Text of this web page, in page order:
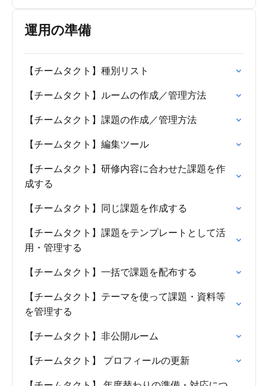
運用の準備
【チームタクト】種別リスト
【チームタクト】ルームの作成／管理方法
【チームタクト】課題の作成／管理方法
【チームタクト】編集ツール
【チームタクト】研修内容に合わせた課題を作
成する
【チームタクト】同じ課題を作成する
【チームタクト】課題をテンプレートとして活
用・管理する
【チームタクト】一括で課題を配布する
【チームタクト】テーマを使って課題・資料等
を管理する
【チームタクト】非公開ルーム
【チームタクト】 プロフィールの更新